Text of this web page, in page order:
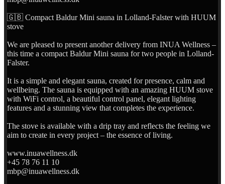
🇬🇧 Compact Baldur Mini sauna in Lolland-Falster with HUUM
stove
We are pleased to present another delivery from INUA Wellness –
this time a compact Baldur Mini sauna for two people in Lolland-
Falster.
It is a simple and elegant sauna, created for presence, calm and
wellbeing. The sauna is equipped with an amazing HUUM stove
with WiFi control, a beautiful control panel, elegant lighting
features and a stunning view that completes the experience.
The stove is available with a drip tray and reflects the feeling we
aim to create in every project – the essence of living.
www.inuawellness.dk
+45 78 76 11 10
mbp@inuawellness.dk